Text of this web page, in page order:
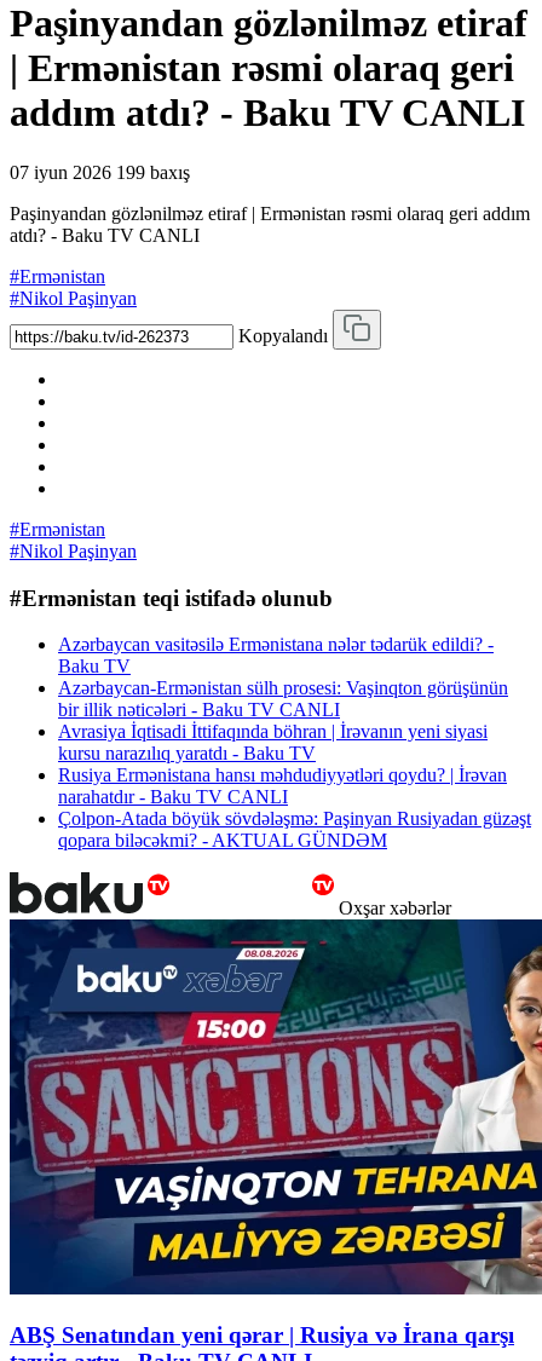
Paşinyandan gözlənilməz etiraf
| Ermənistan rəsmi olaraq geri
addım atdı? - Baku TV CANLI
07 iyun 2026 199 baxış
Paşinyandan gözlənilməz etiraf | Ermənistan rəsmi olaraq geri addım
atdı? - Baku TV CANLI
#Ermənistan
#Nikol Paşinyan
Kopyalandı
#Ermənistan
#Nikol Paşinyan
#Ermənistan teqi istifadə olunub
Azərbaycan vasitəsilə Ermənistana nələr tədarük edildi? -
Baku TV
Azərbaycan-Ermənistan sülh prosesi: Vaşinqton görüşünün
bir illik nəticələri - Baku TV CANLI
Avrasiya İqtisadi İttifaqında böhran | İrəvanın yeni siyasi
kursu narazılıq yaratdı - Baku TV
Rusiya Ermənistana hansı məhdudiyyətləri qoydu? | İrəvan
narahatdır - Baku TV CANLI
Çolpon-Atada böyük sövdələşmə: Paşinyan Rusiyadan güzəşt
qopara biləcəkmi? - AKTUAL GÜNDƏM
Oxşar xəbərlər
ABŞ Senatından yeni qərar | Rusiya və İrana qarşı